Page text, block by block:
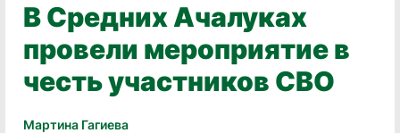
В Средних Ачалуках
провели мероприятие в
честь участников СВО
Мартина Гагиева